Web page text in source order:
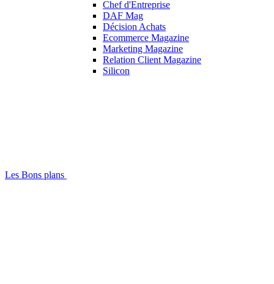
Chef d'Entreprise
DAF Mag
Décision Achats
Ecommerce Magazine
Marketing Magazine
Relation Client Magazine
Silicon
Les Bons plans